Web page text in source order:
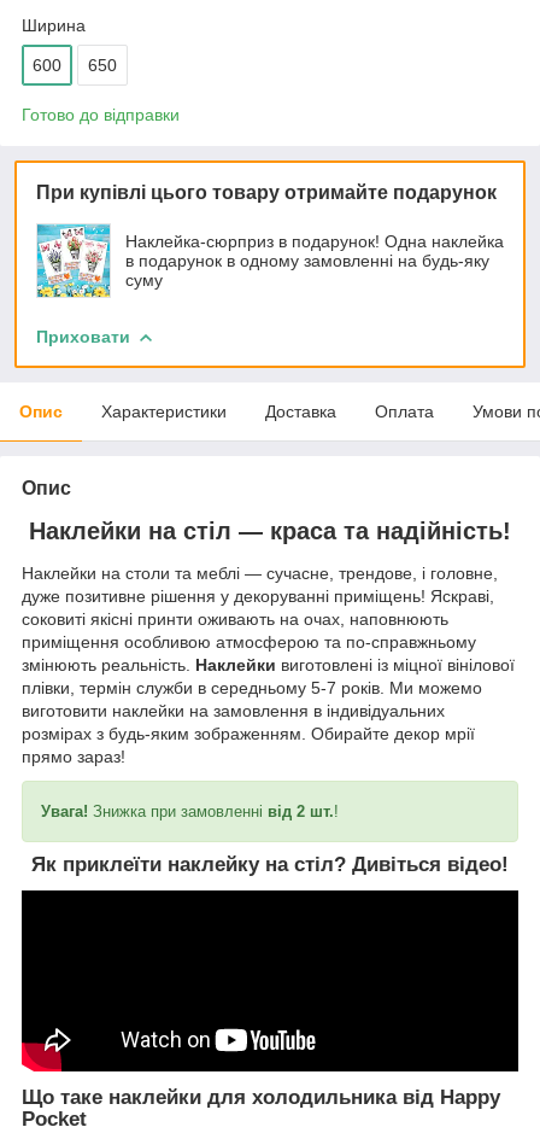
Ширина
600 650
Готово до відправки
При купівлі цього товару отримайте подарунок
Наклейка-сюрприз в подарунок! Одна наклейка
в подарунок в одному замовленні на будь-яку
суму
Приховати
Опис Характеристики Доставка Оплата Умови
Опис
Наклейки на стіл — краса та надійність!
Наклейки на столи та меблі — сучасне, трендове, і головне,
дуже позитивне рішення у декоруванні приміщень! Яскраві,
соковиті якісні принти оживають на очах, наповнюють
приміщення особливою атмосферою та по-справжньому
змінюють реальність. Наклейки виготовлені із міцної вінілової
плівки, термін служби в середньому 5-7 років. Ми можемо
виготовити наклейки на замовлення в індивідуальних
розмірах з будь-яким зображенням. Обирайте декор мрії
прямо зараз!
Увага! Знижка при замовленні від 2 шт.!
Як приклеїти наклейку на стіл? Дивіться відео!
Що таке наклейки для холодильника від Happy
Pocket